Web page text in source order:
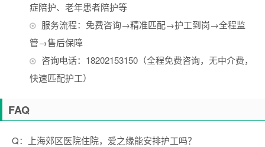
症陪护、老年患者陪护等
服务流程：免费咨询→精准匹配→护工到岗→全程监
管→售后保障
咨询电话：18202153150（全程免费咨询，无中介费，
快速匹配护工）
FAQ
Q：上海郊区医院住院，爱之缘能安排护工吗？